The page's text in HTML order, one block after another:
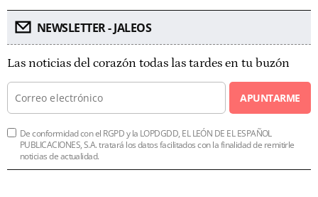
NEWSLETTER - JALEOS
Las noticias del corazón todas las tardes en tu buzón
APUNTARME
De conformidad con el RGPD y la LOPDGDD, EL LEÓN DE EL ESPAÑOL
PUBLICACIONES, S.A. tratará los datos facilitados con la finalidad de remitirle
noticias de actualidad.